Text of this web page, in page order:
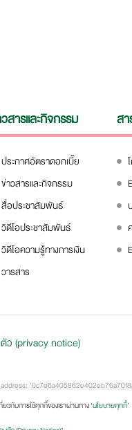
สารและกิจกรรม
ประกาศอัตราดอกเบี้ย
ข่าวสารและกิจกรรม
สื่อประชาสัมพันธ์
วิดีโอประชาสัมพันธ์
วิดีโอความรู้ทางการเงิน
วารสาร
ส
ว (privacy notice)
วกับการใช้คุกกี้ของเราผ่านทาง ‘นโยบายคุกกี้’
'54321', country: 'US' }